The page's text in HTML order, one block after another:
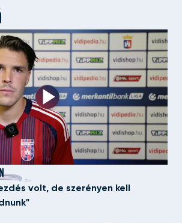
volt, de szerényen kell